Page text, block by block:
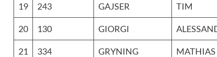
19 243 GAJSER TIM
20 130 GIORGI
21 334 GRYNING MATHIAS